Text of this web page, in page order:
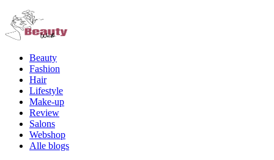
Beauty
Fashion
Hair
Lifestyle
Make-up
Review
Salons
Webshop
Alle blogs